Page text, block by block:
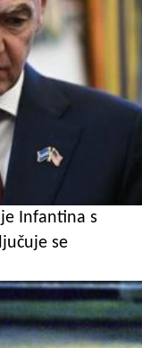
Infantina s
se